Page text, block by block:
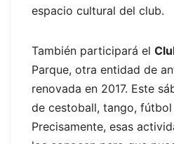
espacio cultural del club.
También participará el
Parque, otra entidad de
renovada en 2017. Este
de cestoball, tango,
Precisamente, esas